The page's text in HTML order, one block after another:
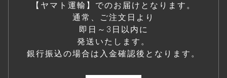
【ヤマト運輸】でのお届けとなります。
通常、ご注文日より
即日～3日以内に
発送いたします。
銀行振込の場合は入金確認後となります。